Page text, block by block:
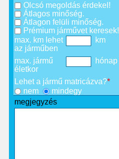
Olcsó megoldás érdekel!
Átlagos minőség.
Átlagon felüli minőség.
Prémium járművet keresek!
max. km lehet
az járműben
km
max. jármű
életkor
hónap
Lehet a jármű matricázva?*
nem
mindegy
megjegyzés